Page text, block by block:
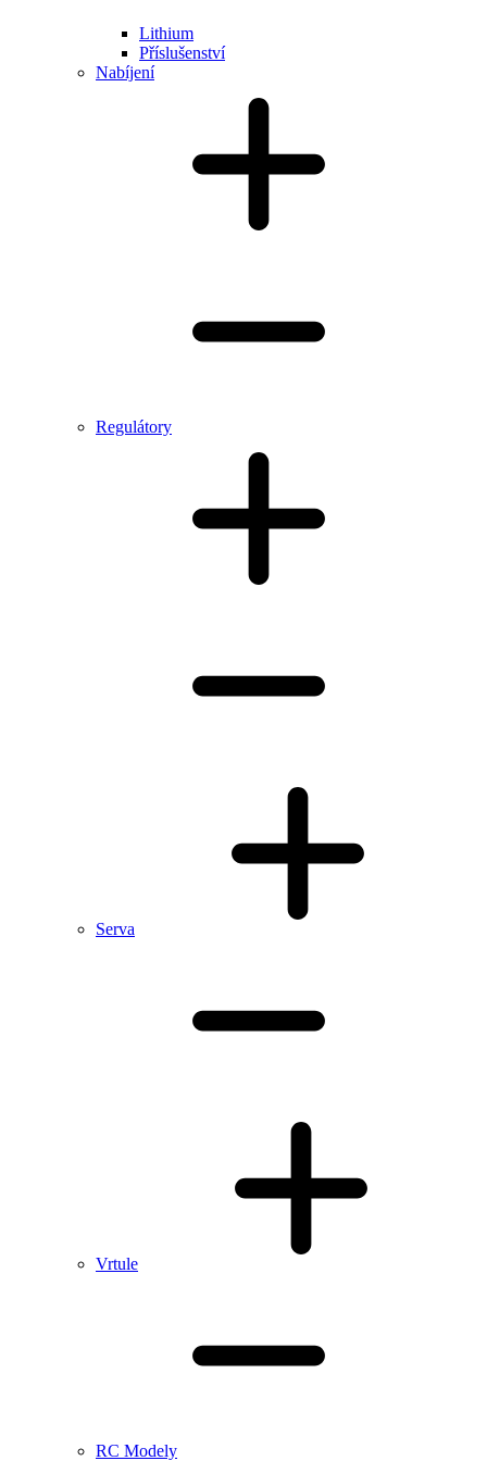
Lithium
Příslušenství
Nabíjení
Regulátory
Serva
Vrtule
RC Modely